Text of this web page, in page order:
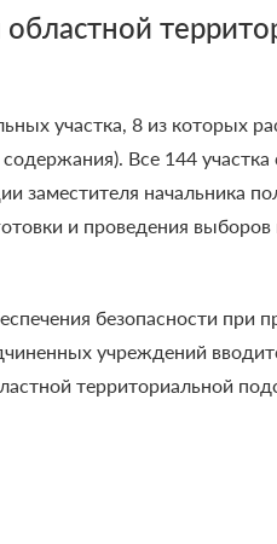
участка, 8 из которых
Все 144
заместителя
и проведения выборов
безопасности при
учреждений
территориальной